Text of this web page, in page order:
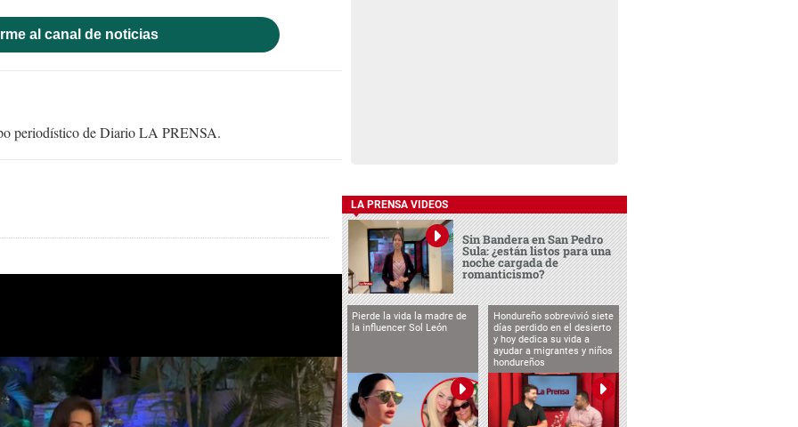
al canal de noticias
periodístico de Diario LA PRENSA.
LA PRENSA VIDEOS
Sin Bandera en San Pedro
Sula: ¿están listos para una
noche cargada de
romanticismo?
Pierde la vida la madre de
la influencer Sol León
Hondureño sobrevivió siete
días perdido en el desierto
y hoy dedica su vida a
ayudar a migrantes y niños
hondureños